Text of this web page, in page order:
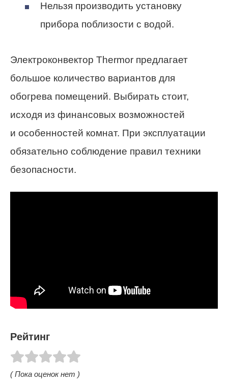
Нельзя производить установку
прибора поблизости с водой.
Электроконвектор Thermor предлагает
большое количество вариантов для
обогрева помещений. Выбирать стоит,
исходя из финансовых возможностей
и особенностей комнат. При эксплуатации
обязательно соблюдение правил техники
безопасности.
Рейтинг
( Пока оценок нет )